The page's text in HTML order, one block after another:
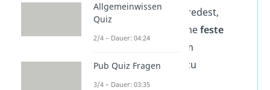
Wenn du dich verabredest,
solltest du immer einefeste
angeben, um
Missverständnisse
zu
vermeiden.
Allgemeinwissen
Quiz
2/4 – Dauer: 04:24
Pub Quiz Fragen
3/4 – Dauer: 03:35